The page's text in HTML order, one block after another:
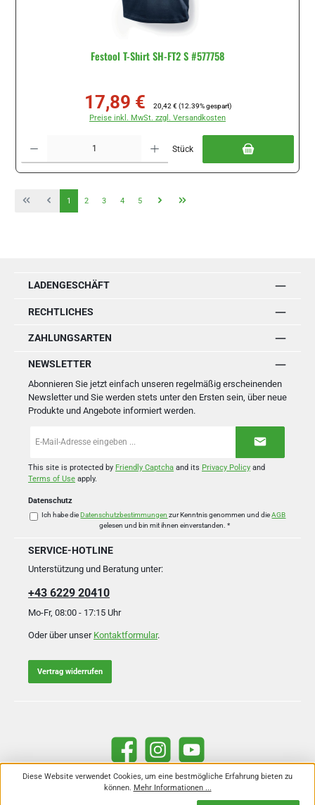
Festool T-Shirt SH-FT2 S #577758
Verkaufspreis:
17,89 € 20,42 € (12.39% gespart)
Preise inkl. MwSt. zzgl. Versandkosten
Stück
Seite
1 Seite
2 Seite
3 Seite
4 Seite
5
LADENGESCHÄFT
RECHTLICHES
ZAHLUNGSARTEN
NEWSLETTER
Abonnieren Sie jetzt einfach unseren regelmäßig erscheinenden
Newsletter und Sie werden stets unter den Ersten sein, über neue
Produkte und Angebote informiert werden.
Mail-
*
This site is protected by Friendly Captcha and its Privacy Policy and
Terms of Use apply.
Datenschutz
Ich habe dieDatenschutzbestimmungen zur Kenntnis genommen und dieAGB
gelesen und bin mit ihnen einverstanden. *
SERVICE-HOTLINE
Unterstützung und Beratung unter:
+43 6229 20410
Mo-Fr, 08:00 - 17:15 Uhr
Oder über unser Kontaktformular.
Vertrag widerrufen
Facebook Instagram YouTube
Alle Preise inkl. gesetzl. Mehrwertsteuer zzgl.Versandkosten
Nachnahmegebühren, wenn nicht anders angegeben.
Diese Website verwendet Cookies, um eine bestmögliche Erfahrung bieten zu
können. Mehr Informationen ...